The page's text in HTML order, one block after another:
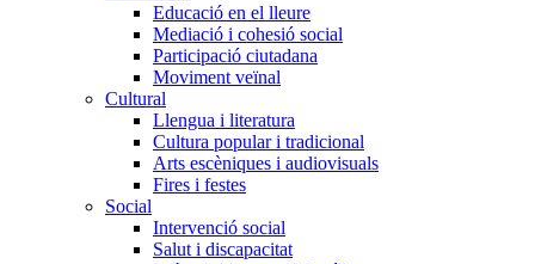
Educació en el lleure
Mediació i cohesió social
Participació ciutadana
Moviment veïnal
Cultural
Llengua i literatura
Cultura popular i tradicional
Arts escèniques i audiovisuals
Fires i festes
Social
Intervenció social
Salut i discapacitat